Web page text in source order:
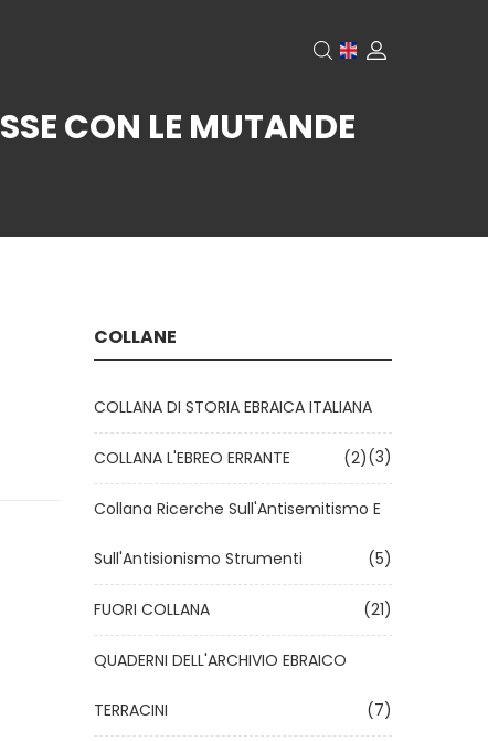
CON LE MUTANDE
COLLANE
COLLANA DI STORIA EBRAICA ITALIANA
(3)
COLLANA L'EBREO ERRANTE (2)
Collana Ricerche Sull'Antisemitismo E
Sull'Antisionismo Strumenti (5)
FUORI COLLANA (21)
QUADERNI DELL'ARCHIVIO EBRAICO
TERRACINI (7)